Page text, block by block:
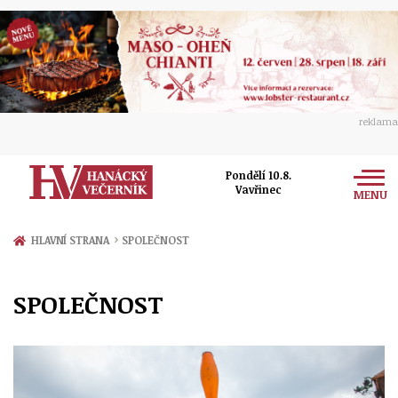
reklama
Pondělí 10.8.
Vavřinec
MENU
Zprávy
Politika
Kultura
Společnost
Ženy
Sport
HLAVNÍ STRANA › SPOLEČNOST
SPOLEČNOST